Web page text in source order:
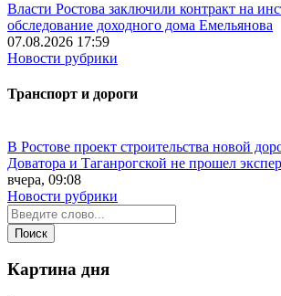
Власти Ростова заключили контракт на
обследование доходного дома Емельянова
07.08.2026 17:59
Новости рубрики
Транспорт и дороги
В Ростове проект строительства новой
Доватора и Таганрогской не прошел
вчера, 09:08
Новости рубрики
Картина дня